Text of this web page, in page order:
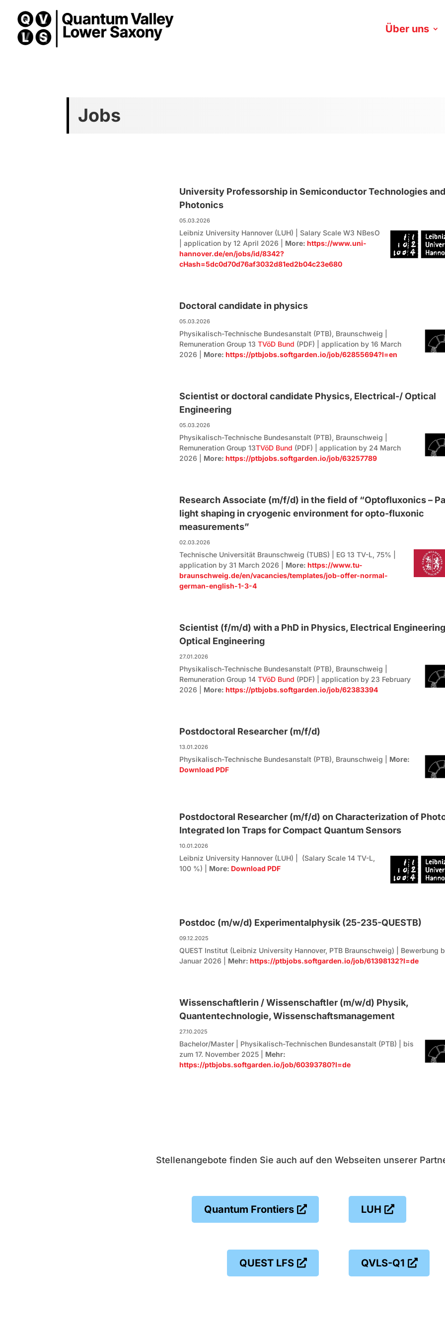
Über uns
Jobs
University Professorship in Semiconductor Technologies
Photonics
05.03.2026
Leibniz University Hannover (LUH) | Salary Scale W3 NBesO
| application by 12 April 2026 | More:https://www.uni-
hannover.de/en/jobs/id/8342?
cHash=5dc0d70d76af3032d81ed2b04c23e680
Doctoral candidate in physics
05.03.2026
Physikalisch-Technische Bundesanstalt (PTB), Braunschweig |
Remuneration Group 13TVöD Bund (PDF) | application by 16 March
2026 | More:https://ptbjobs.softgarden.io/job/62855694?l=en
Scientist or doctoral candidate Physics, Electrical-/ Optical
Engineering
05.03.2026
Physikalisch-Technische Bundesanstalt (PTB), Braunschweig |
Remuneration Group 13TVöD Bund (PDF) | application by 24 March
2026 | More:https://ptbjobs.softgarden.io/job/63257789
Research Associate (m/f/d) in the field of “Optofluxonics –
light shaping in cryogenic environment for opto-fluxonic
measurements”
02.03.2026
Technische Universität Braunschweig (TUBS) | EG 13 TV-L, 75% |
application by 31 March 2026 | More:https://www.tu-
braunschweig.de/en/vacancies/templates/job-offer-normal-
german-english-1-3-4
Scientist (f/m/d) with a PhD in Physics, Electrical
Optical Engineering
27.01.2026
Physikalisch-Technische Bundesanstalt (PTB), Braunschweig |
Remuneration Group 14TVöD Bund (PDF) | application by 23 February
2026 | More:https://ptbjobs.softgarden.io/job/62383394
Postdoctoral Researcher (m/f/d)
13.01.2026
Physikalisch-Technische Bundesanstalt (PTB), Braunschweig | More:
Download PDF
Postdoctoral Researcher (m/f/d) on Characterization of
Integrated Ion Traps for Compact Quantum Sensors
10.01.2026
Leibniz University Hannover (LUH) | (Salary Scale 14 TV-L,
100 %) | More: Download PDF
Postdoc (m/w/d) Experimentalphysik (25-235-QUESTB)
09.12.2025
QUEST Institut (Leibniz University Hannover, PTB Braunschweig) | Bewerbung
Januar 2026 | Mehr:https://ptbjobs.softgarden.io/job/61398132?l=de
Wissenschaftlerin / Wissenschaftler (m/w/d) Physik,
Quantentechnologie, Wissenschaftsmanagement
27.10.2025
Bachelor/Master | Physikalisch-Technischen Bundesanstalt (PTB) | bis
zum 17. November 2025 | Mehr:
https://ptbjobs.softgarden.io/job/60393780?l=de
Stellenangebote finden Sie auch auf den Webseiten unserer
Quantum Frontiers LUH
QUEST LFS QVLS-Q1